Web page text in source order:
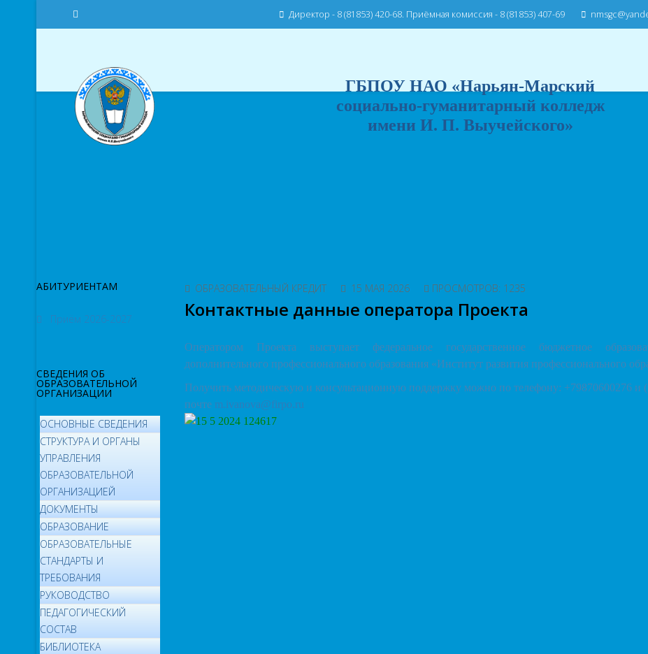
Директор - 8 (81853) 420-68. Приёмная комиссия - 8 (81853) 407-69
ГБПОУ НАО «Нарьян-Марский
социально-гуманитарный колледж
имени И. П. Выучейского»
АБИТУРИЕНТАМ
Приём 2026-2027
СВЕДЕНИЯ ОБ
ОБРАЗОВАТЕЛЬНОЙ
ОРГАНИЗАЦИИ
ОСНОВНЫЕ СВЕДЕНИЯ
СТРУКТУРА И ОРГАНЫ
УПРАВЛЕНИЯ
ОБРАЗОВАТЕЛЬНОЙ
ОРГАНИЗАЦИЕЙ
ДОКУМЕНТЫ
ОБРАЗОВАНИЕ
ОБРАЗОВАТЕЛЬНЫЕ
СТАНДАРТЫ И
ТРЕБОВАНИЯ
РУКОВОДСТВО
ПЕДАГОГИЧЕСКИЙ
СОСТАВ
БИБЛИОТЕКА
ОБРАЗОВАТЕЛЬНЫЙ КРЕДИТ 15 МАЯ 2026 ПРОСМОТРОВ: 1235
Контактные данные оператора Проекта
Оператором Проекта выступает федеральное государственное бюджетное
дополнительного профессионального образования «Институт развития профессионального
Получить методическую и консультационную поддержку можно по телефону: +79870600276 и
почте m.ivanova@firpo.ru